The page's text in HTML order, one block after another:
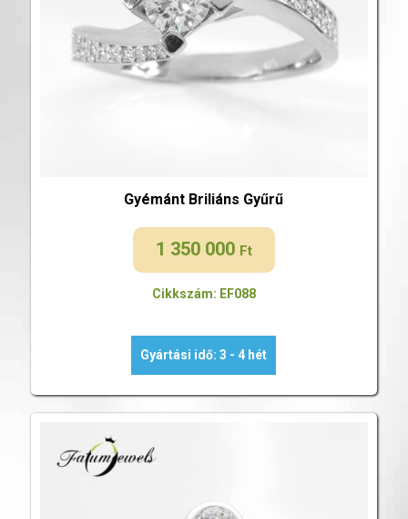
Gyémánt Briliáns Gyűrű
1 350 000 Ft
Cikkszám: EF088
Gyártási idő: 3 - 4 hét